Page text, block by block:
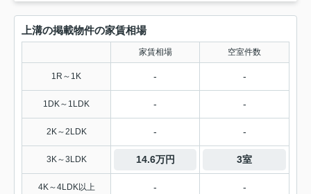
上溝の掲載物件の家賃相場
家賃相場 空室件数
1R～1K - -
1DK～1LDK - -
2K～2LDK - -
3K～3LDK 14.6万円 3室
4K～4LDK以上 - -